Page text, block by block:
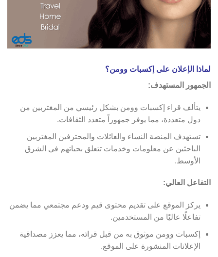
لماذا الإعلان على إكسبات وومن؟
الجمهور المستهدف:
يتألف قراء إكسبات وومن بشكل رئيسي من المغتربين من
دول متعددة، مما يوفر جمهوراً متعدد الثقافات.
تستهدف المنصة النساء والعائلات والمحترفين المغتربين
الباحثين عن معلومات وخدمات تتعلق بحياتهم في الشرق
الأوسط.
التفاعل العالي:
يركز الموقع على تقديم محتوى قيم ودعم مجتمعي مما يضمن
تفاعلًا عاليًا من المستخدمين.
إكسبات وومن موثوق به من قبل قرائه، مما يعزز مصداقية
الإعلانات المنشورة على الموقع.